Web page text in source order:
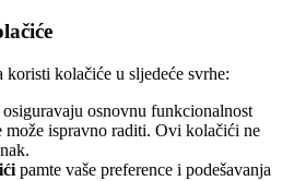
koristi kolačiće u sljedeće svrhe:
osiguravaju osnovnu funkcionalnost
može ispravno raditi. Ovi kolačići ne
pamte vaše preference i podešavanja